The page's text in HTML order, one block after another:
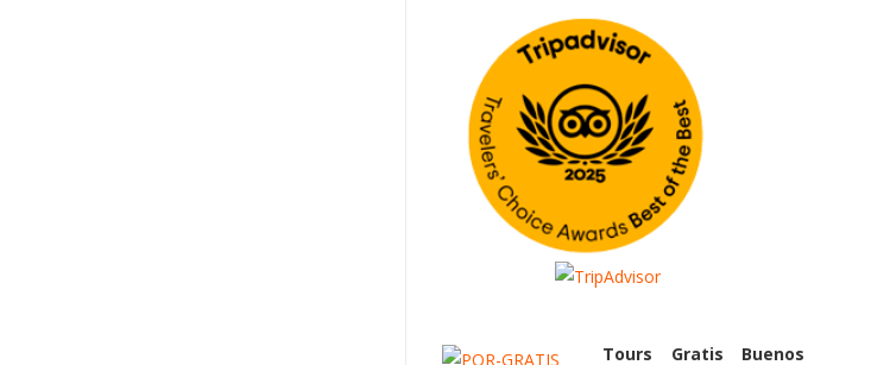
Tours Gratis Buenos